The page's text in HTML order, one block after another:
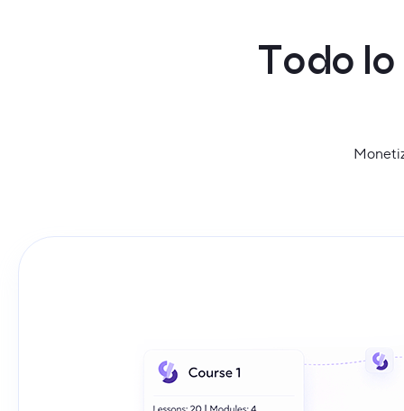
Todo lo